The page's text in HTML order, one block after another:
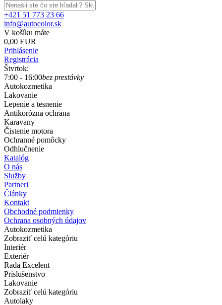
+421 51 773 23 66
info@autocolor.sk
V košíku máte
0,00 EUR
Prihlásenie
Registrácia
Štvrtok:
7:00 - 16:00bez prestávky
Autokozmetika
Lakovanie
Lepenie a tesnenie
Antikorózna ochrana
Karavany
Čistenie motora
Ochranné pomôcky
Odhlučnenie
Katalóg
O nás
Služby
Partneri
Články
Kontakt
Obchodné podmienky
Ochrana osobných údajov
Autokozmetika
Zobraziť celú kategóriu
Interiér
Exteriér
Rada Excelent
Príslušenstvo
Lakovanie
Zobraziť celú kategóriu
Autolaky